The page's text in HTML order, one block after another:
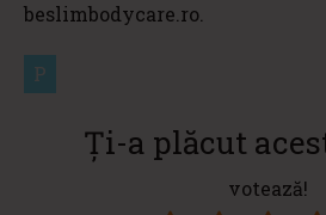
beslimbodycare.ro.
P
Ți-a plăcut
votează!